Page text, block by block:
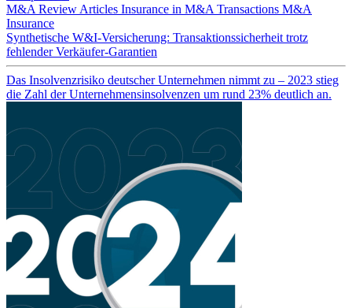
M&A Review Articles Insurance in M&A Transactions M&A
Insurance
Synthetische W&I-Versicherung: Transaktionssicherheit trotz
fehlender Verkäufer-Garantien
Das Insolvenzrisiko deutscher Unternehmen nimmt zu – 2023 stieg
die Zahl der Unternehmensinsolvenzen um rund 23% deutlich an.